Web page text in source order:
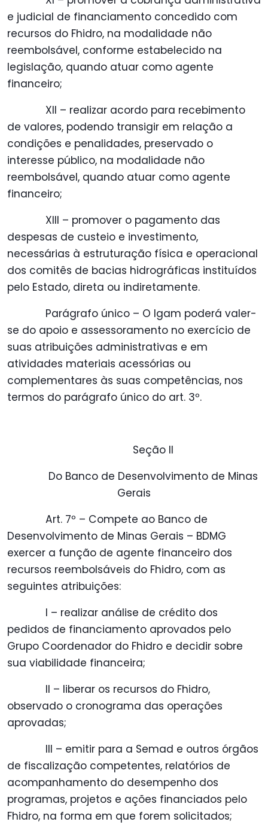
e judicial de financiamento concedido com
recursos do Fhidro, na modalidade não
reembolsável, conforme estabelecido na
legislação, quando atuar como agente
financeiro;
XII – realizar acordo para recebimento
de valores, podendo transigir em relação a
condições e penalidades, preservado o
interesse público, na modalidade não
reembolsável, quando atuar como agente
financeiro;
XIII – promover o pagamento das
despesas de custeio e investimento,
necessárias à estruturação física e operacional
dos comitês de bacias hidrográficas instituídos
pelo Estado, direta ou indiretamente.
Parágrafo único – O Igam poderá valer-
se do apoio e assessoramento no exercício de
suas atribuições administrativas e em
atividades materiais acessórias ou
complementares às suas competências, nos
termos do parágrafo único do art. 3º.
Seção II
Do Banco de Desenvolvimento de Minas
Gerais
Art. 7º – Compete ao Banco de
Desenvolvimento de Minas Gerais – BDMG
exercer a função de agente financeiro dos
recursos reembolsáveis do Fhidro, com as
seguintes atribuições:
I – realizar análise de crédito dos
pedidos de financiamento aprovados pelo
Grupo Coordenador do Fhidro e decidir sobre
sua viabilidade financeira;
II – liberar os recursos do Fhidro,
observado o cronograma das operações
aprovadas;
III – emitir para a Semad e outros órgãos
de fiscalização competentes, relatórios de
acompanhamento do desempenho dos
programas, projetos e ações financiados pelo
Fhidro, na forma em que forem solicitados;